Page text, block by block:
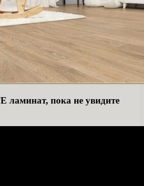
пока не увидите